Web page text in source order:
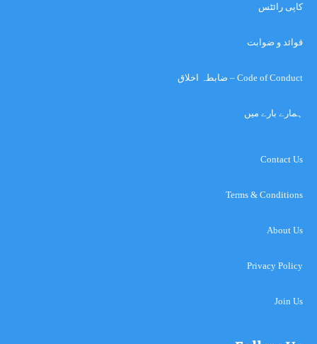
کاپی رائٹس
قوائد و ضوابت
Code of Conduct – ضابطہ اخلاق
ہمارے بارے میں
Contact Us
Terms & Conditions
About Us
Privacy Policy
Join Us